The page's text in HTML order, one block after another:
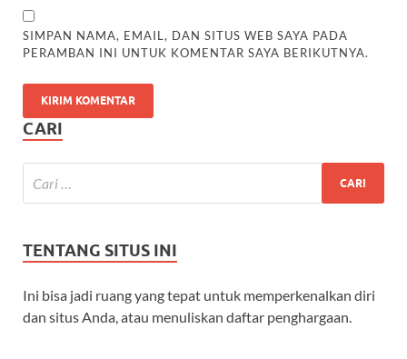
SIMPAN NAMA, EMAIL, DAN SITUS WEB SAYA PADA
PERAMBAN INI UNTUK KOMENTAR SAYA BERIKUTNYA.
CARI
TENTANG SITUS INI
Ini bisa jadi ruang yang tepat untuk memperkenalkan diri
dan situs Anda, atau menuliskan daftar penghargaan.